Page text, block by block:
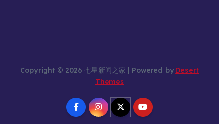
Copyright © 2026 七星新闻之家 | Powered by Desert
Themes